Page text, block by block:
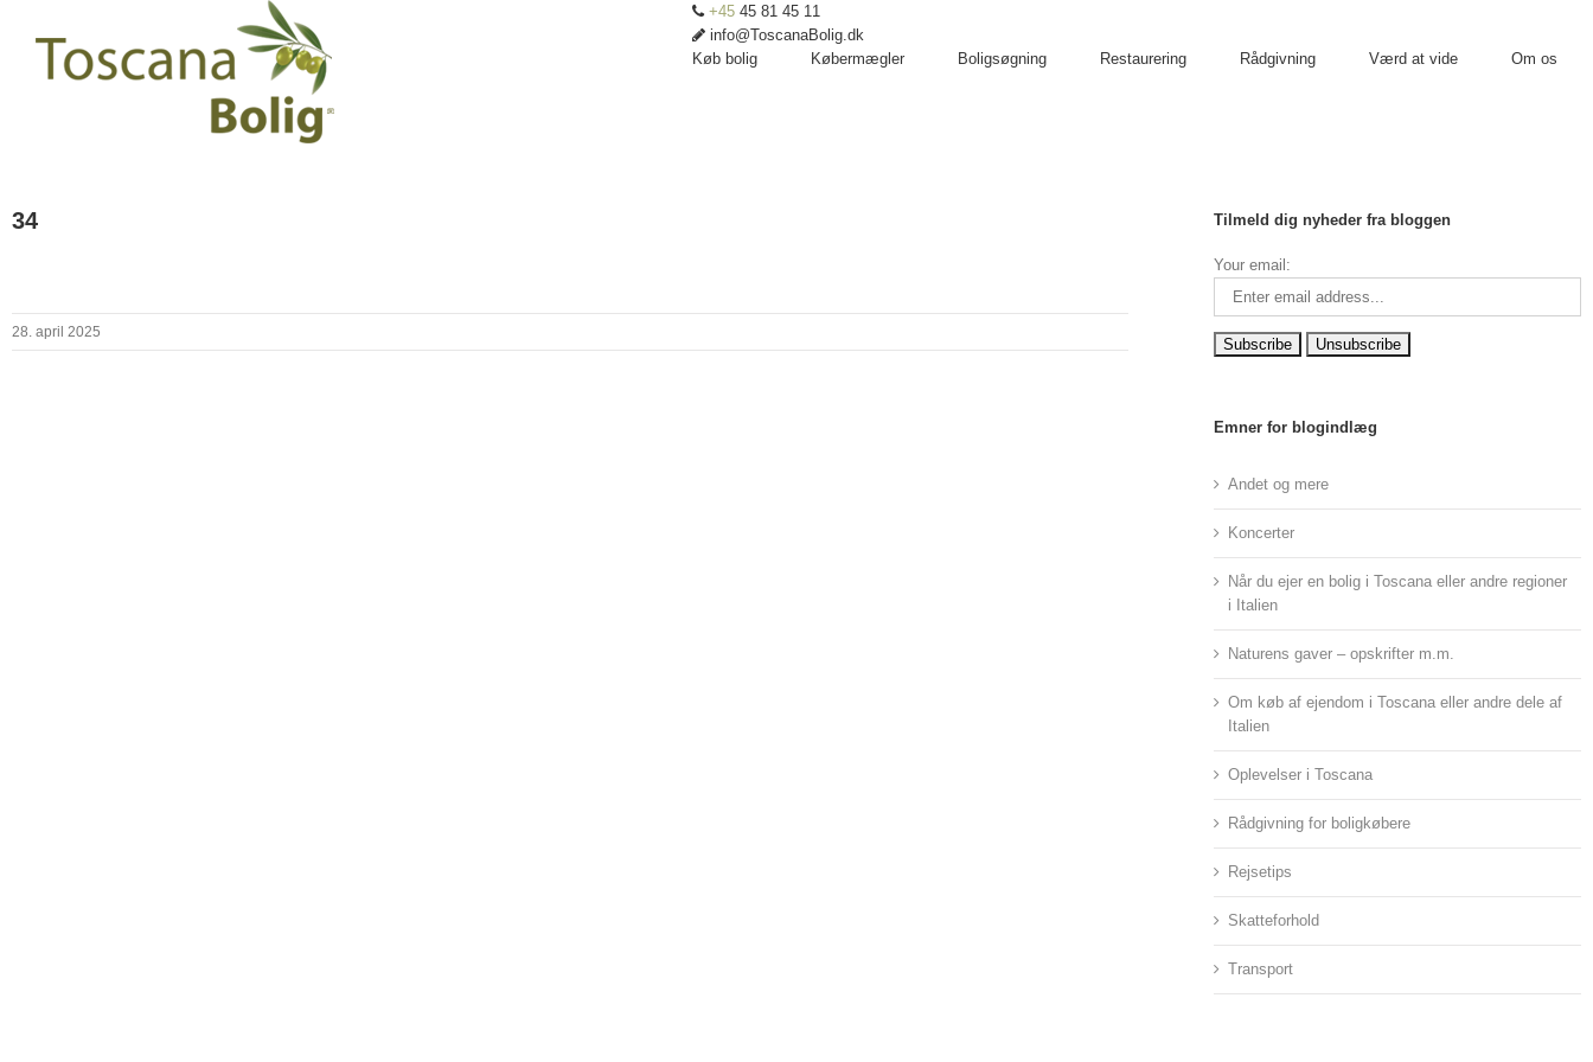
+45 45 81 45 11
info@ToscanaBolig.dk
Køb bolig
Købermægler Boligsøgning Restaurering Rådgivning Værd at vide Om os
34
28. april 2025
Tilmeld dig nyheder fra bloggen
Your email:
Emner for blogindlæg
Andet og mere
Koncerter
Når du ejer en bolig i Toscana eller andre regioner
i Italien
Naturens gaver – opskrifter m.m.
Om køb af ejendom i Toscana eller andre dele af
Italien
Oplevelser i Toscana
Rådgivning for boligkøbere
Rejsetips
Skatteforhold
Transport